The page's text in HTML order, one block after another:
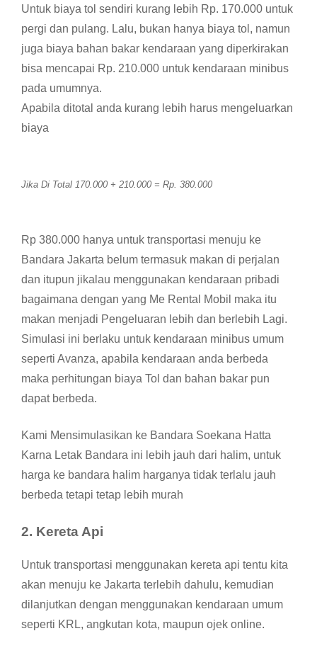
Untuk biaya tol sendiri kurang lebih Rp. 170.000 untuk
pergi dan pulang. Lalu, bukan hanya biaya tol, namun
juga biaya bahan bakar kendaraan yang diperkirakan
bisa mencapai Rp. 210.000 untuk kendaraan minibus
pada umumnya.
Apabila ditotal anda kurang lebih harus mengeluarkan
biaya
Jika Di Total 170.000 + 210.000 = Rp. 380.000
Rp 380.000 hanya untuk transportasi menuju ke
Bandara Jakarta belum termasuk makan di perjalan
dan itupun jikalau menggunakan kendaraan pribadi
bagaimana dengan yang Me Rental Mobil maka itu
makan menjadi Pengeluaran lebih dan berlebih Lagi.
Simulasi ini berlaku untuk kendaraan minibus umum
seperti Avanza, apabila kendaraan anda berbeda
maka perhitungan biaya Tol dan bahan bakar pun
dapat berbeda.
Kami Mensimulasikan ke Bandara Soekana Hatta
Karna Letak Bandara ini lebih jauh dari halim, untuk
harga ke bandara halim harganya tidak terlalu jauh
berbeda tetapi tetap lebih murah
2. Kereta Api
Untuk transportasi menggunakan kereta api tentu kita
akan menuju ke Jakarta terlebih dahulu, kemudian
dilanjutkan dengan menggunakan kendaraan umum
seperti KRL, angkutan kota, maupun ojek online.